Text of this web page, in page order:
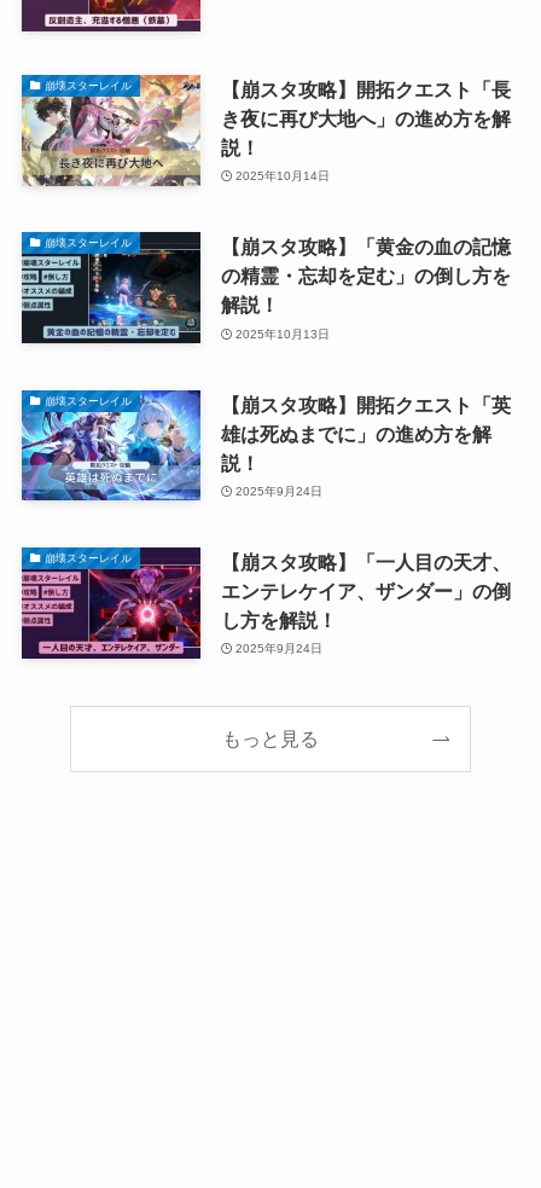
崩壊スターレイル
【崩スタ攻略】開拓クエスト「長
き夜に再び大地へ」の進め方を解
説！
2025年10月14日
崩壊スターレイル
【崩スタ攻略】「黄金の血の記憶
の精霊・忘却を定む」の倒し方を
解説！
2025年10月13日
崩壊スターレイル
【崩スタ攻略】開拓クエスト「英
雄は死ぬまでに」の進め方を解
説！
2025年9月24日
崩壊スターレイル
【崩スタ攻略】「一人目の天才、
エンテレケイア、ザンダー」の倒
し方を解説！
2025年9月24日
もっと見る